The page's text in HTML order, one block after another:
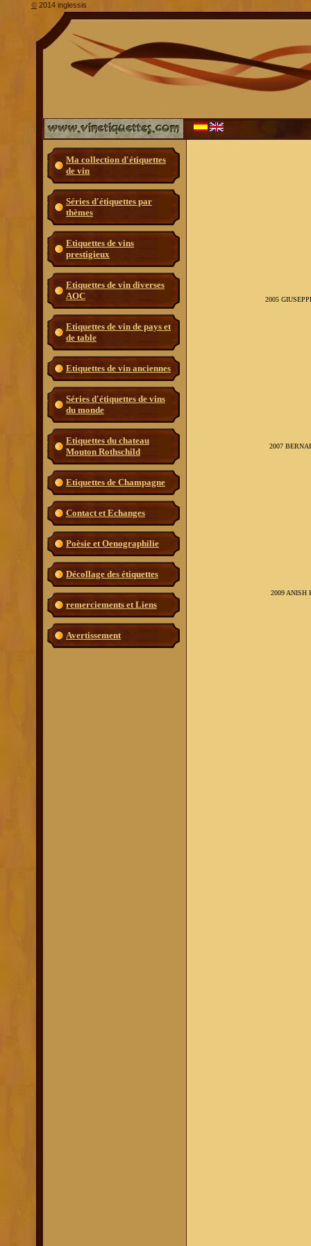
Ma collection d'étiquettes
de vin
Séries d'étiquettes par
thèmes
Etiquettes de vins
prestigieux
Etiquettes de vin diverses
AOC
Etiquettes de vin de pays et
de table
Etiquettes de vin anciennes
Séries d'étiquettes de vins
du monde
Etiquettes du chateau
Mouton Rothschild
Etiquettes de Champagne
Contact et Echanges
Poèsie et Oenographilie
Décollage des étiquettes
remerciements et Liens
Avertissement
2005
2007
2009 ANISH
© 2014 inglessis